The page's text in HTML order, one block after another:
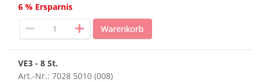
6 % Ersparnis
VE3 - 8 St.
Art.-Nr.: 7028 5010 (008)